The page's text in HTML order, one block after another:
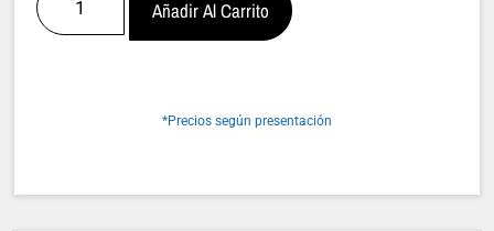
Añadir Al Carrito
*Precios según presentación